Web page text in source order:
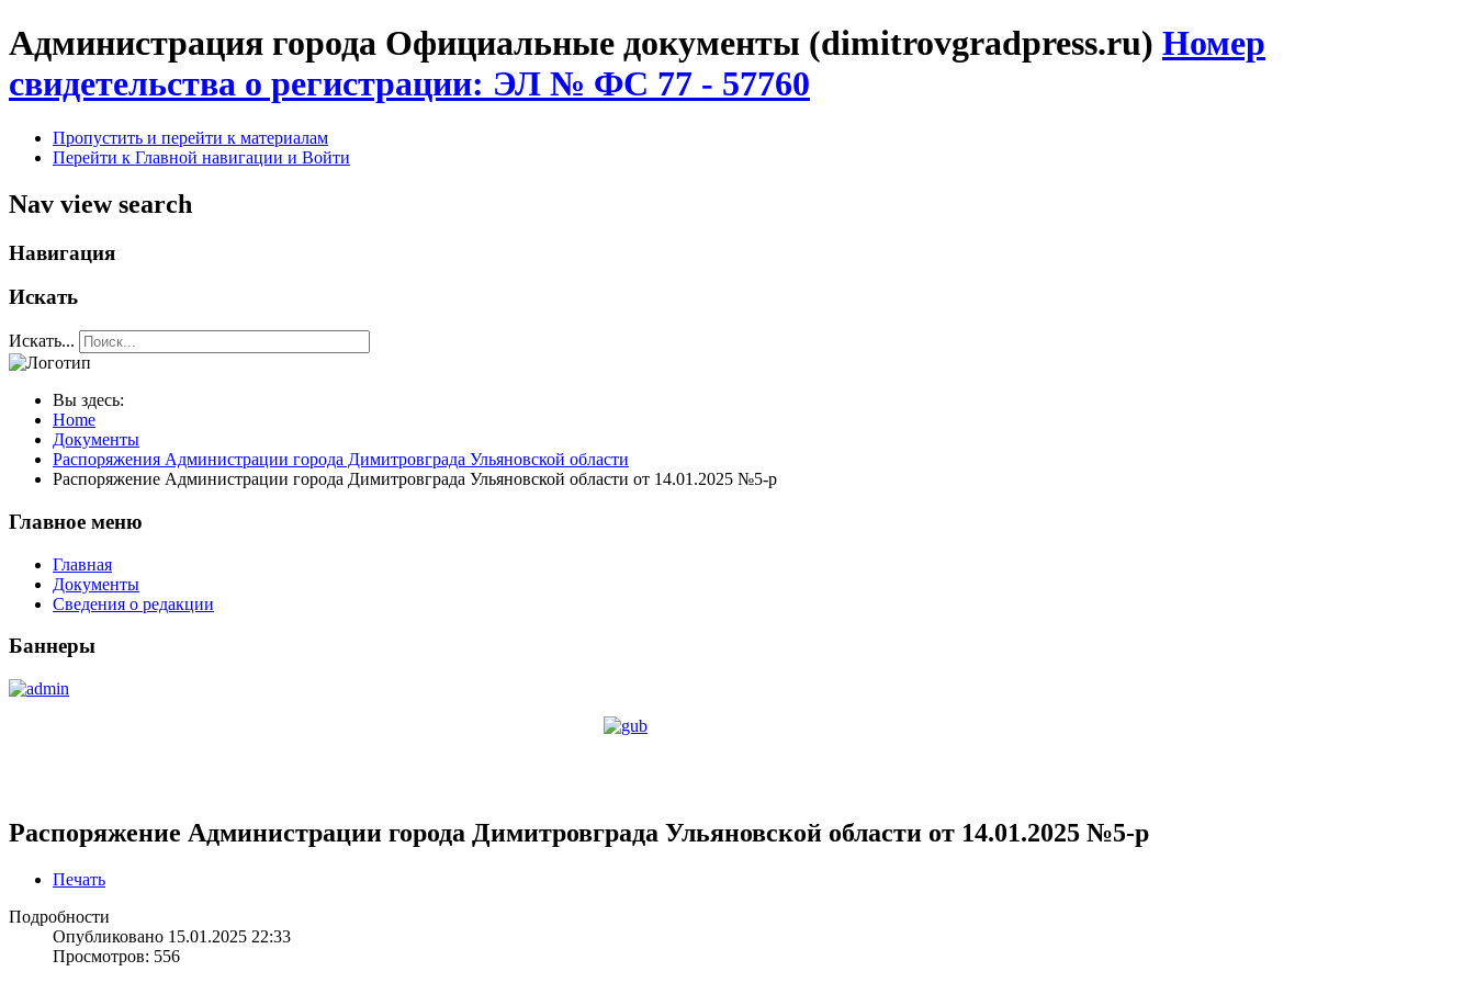
Администрация города Официальные документы (dimitrovgradpress.ru) Номер
свидетельства о регистрации: ЭЛ № ФС 77 - 57760
Пропустить и перейти к материалам
Перейти к Главной навигации и Войти
Nav view search
Навигация
Искать
Искать...
Вы здесь:
Home
Документы
Распоряжения Администрации города Димитровграда Ульяновской области
Распоряжение Администрации города Димитровграда Ульяновской области от 14.01.2025 №5-р
Главное меню
Главная
Документы
Сведения о редакции
Баннеры
Распоряжение Администрации города Димитровграда Ульяновской области от 14.01.2025 №5-р
Печать
Подробности
Опубликовано 15.01.2025 22:33
Просмотров: 556